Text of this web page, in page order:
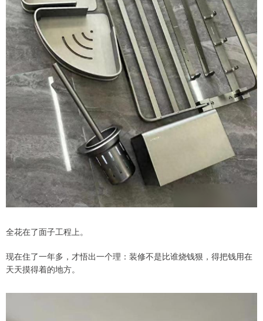
全花在了面子工程上。
现在住了一年多，才悟出一个理：装修不是比谁烧钱狠，得把钱用在
天天摸得着的地方。